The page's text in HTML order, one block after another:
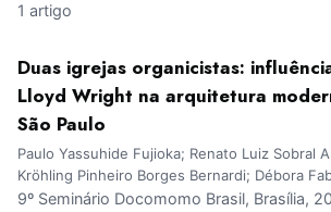
1 artigo
Duas igrejas organicistas:
Lloyd Wright na arquitetura
São Paulo
Paulo Yassuhide Fujioka; Renato Luiz Sobral
Kröhling Pinheiro Borges Bernardi; Débora
9º Seminário Docomomo Brasil, Brasília,